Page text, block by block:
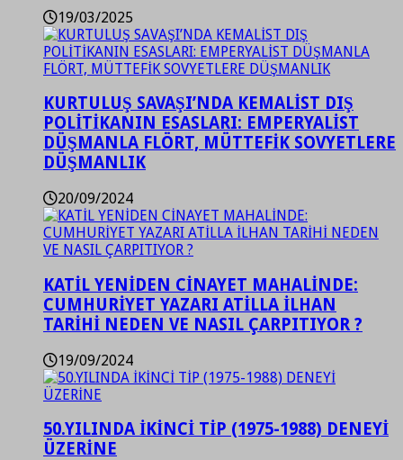
19/03/2025
KURTULUŞ SAVAŞI’NDA KEMALİST DIŞ
POLİTİKANIN ESASLARI: EMPERYALİST
DÜŞMANLA FLÖRT, MÜTTEFİK SOVYETLERE
DÜŞMANLIK
20/09/2024
KATİL YENİDEN CİNAYET MAHALİNDE:
CUMHURİYET YAZARI ATİLLA İLHAN
TARİHİ NEDEN VE NASIL ÇARPITIYOR ?
19/09/2024
50.YILINDA İKİNCİ TİP (1975-1988) DENEYİ
ÜZERİNE